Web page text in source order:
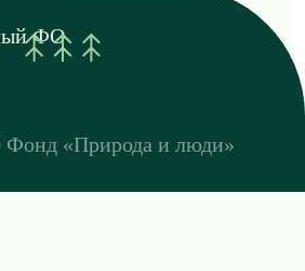
ФО
Фонд «Природа и люди»